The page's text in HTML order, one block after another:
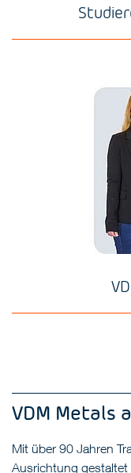
VDM Metals
Mit über 90 Jahren
Ausrichtung gestaltet